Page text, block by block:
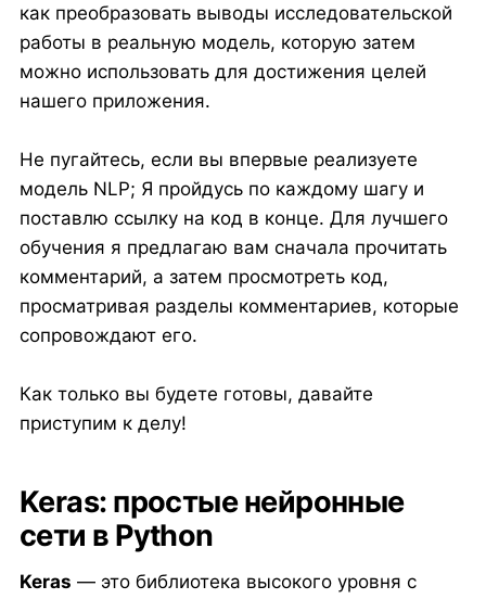
как преобразовать выводы исследовательской
работы в реальную модель, которую затем
можно использовать для достижения целей
нашего приложения.
Не пугайтесь, если вы впервые реализуете
модель NLP; Я пройдусь по каждому шагу и
поставлю ссылку на код в конце. Для лучшего
обучения я предлагаю вам сначала прочитать
комментарий, а затем просмотреть код,
просматривая разделы комментариев, которые
сопровождают его.
Как только вы будете готовы, давайте
приступим к делу!
Keras: простые нейронные
сети в Python
Keras — это библиотека высокого уровня с